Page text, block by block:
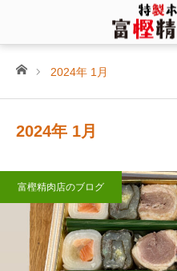
ホーム2024年 1月
2024年 1月
富樫精肉店のブログ